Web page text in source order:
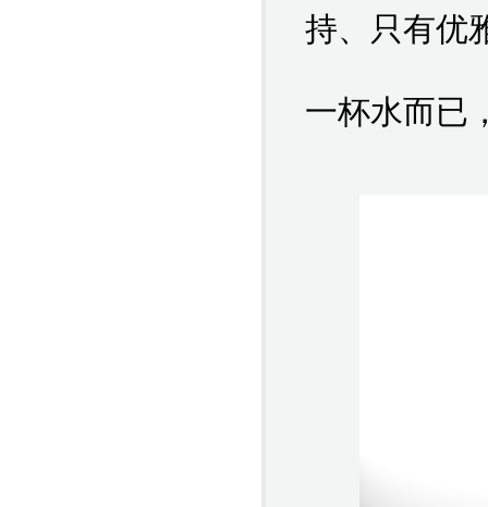
持、只有优
一杯水而已